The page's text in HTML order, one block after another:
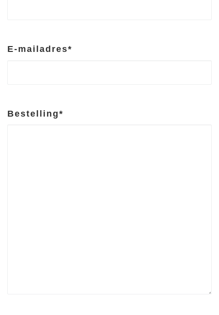
E-mailadres*
Bestelling*